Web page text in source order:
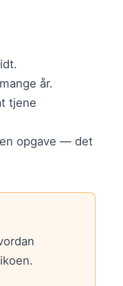
år.
tjene
opgave — det